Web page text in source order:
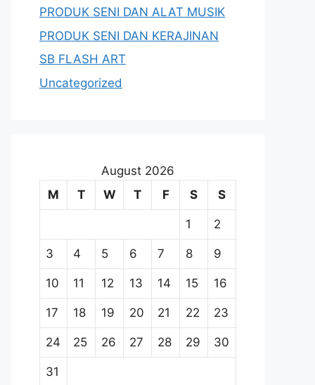
PRODUK SENI DAN ALAT MUSIK
PRODUK SENI DAN KERAJINAN
SB FLASH ART
Uncategorized
August 2026
M
T W T F S S
1 2
3 4 5 6 7 8 9
10 11 12 13 14 15 16
17 18 19 20 21 22 23
24 25 26 27 28 29 30
31